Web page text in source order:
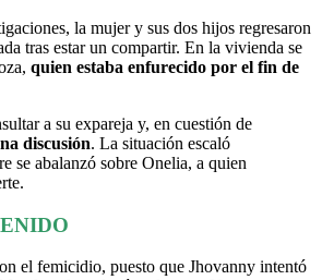
la mujer y sus dos hijos regresaron
tras estar un compartir. En la vivienda se
quien estaba enfurecido por el fin de
a su expareja y, en cuestión de
discusión. La situación escaló
se abalanzó sobre Onelia, a quien
el femicidio, puesto que Jhovanny intentó